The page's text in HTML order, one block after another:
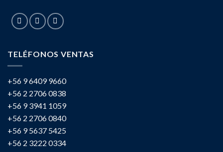
TELÉFONOS VENTAS
+56 9 6409 9660
+56 2 2706 0838
+56 9 3941 1059
+56 2 2706 0840
+56 9 5637 5425
+56 2 3222 0334